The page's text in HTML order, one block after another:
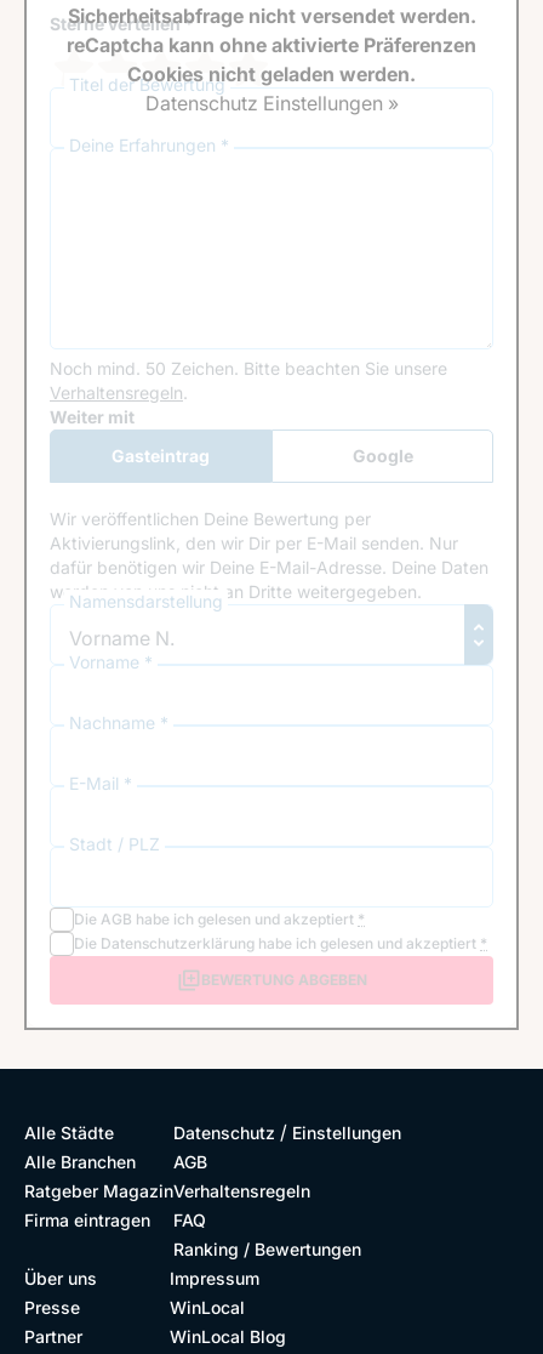
Sterne verteilen *
Titel der Bewertung
Deine Erfahrungen *
Noch mind. 50 Zeichen. Bitte beachten Sie unsere
Verhaltensregeln.
Google Recaptcha
Weiter mit
Gasteintrag
Google
Anmeldung
Wir veröffentlichen Deine Bewertung per
Aktivierungslink, den wir Dir per E-Mail senden. Nur
dafür benötigen wir Deine E-Mail-Adresse. Deine Daten
werden von uns nicht an Dritte weitergegeben.
Namensdarstellung
Vorname *
Nachname *
E-Mail *
Stadt / PLZ
Die AGB habe ich gelesen und akzeptiert *
Die Datenschutzerklärung habe ich gelesen und akzeptiert *
BEWERTUNG ABGEBEN
Sicherheitsabfrage nicht versendet werden.
reCaptcha kann ohne aktivierte Präferenzen
Cookies nicht geladen werden.
Datenschutz Einstellungen »
Alle Städte
Alle Branchen
Ratgeber Magazin
Firma eintragen
Datenschutz / Einstellungen
AGB
Verhaltensregeln
FAQ
Ranking / Bewertungen
Über uns
Presse
Partner
Impressum
WinLocal
WinLocal Blog